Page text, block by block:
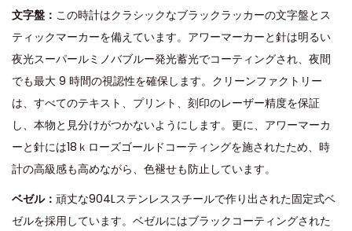
文字盤： この時計はクラシックなブラックラッカーの文字盤とス
ティックマーカーを備えています。アワーマーカーと針は明るい
夜光スーパールミノバブルー発光蓄光でコーティングされ、夜間
でも最大 9 時間の視認性を確保します。クリーンファクトリー
は、すべてのテキスト、プリント、刻印のレーザー精度を保証
し、本物と見分けがつかないようにします。更に、アワーマーカ
ーと針には18ｋローズゴールドコーティングを施されたため、時
計の高級感も高めながら、色褪せも防止しています。
ベゼル： 頑丈な904Lステンレススチールで作り出された固定式ベ
ゼルを採用しています。ベゼルにはブラックコーティングされた